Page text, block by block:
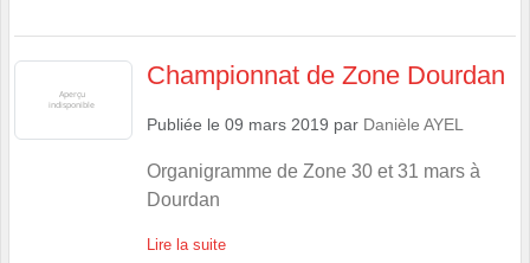
Championnat de Zone Dourdan
Publiée le 09 mars 2019 par Danièle AYEL
Organigramme de Zone 30 et 31 mars à
Dourdan
Lire la suite